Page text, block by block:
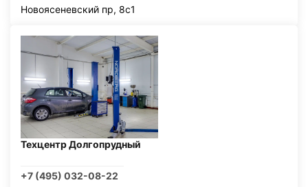
Новоясеневский пр, 8с1
Техцентр Долгопрудный
+7 (495) 032-08-22